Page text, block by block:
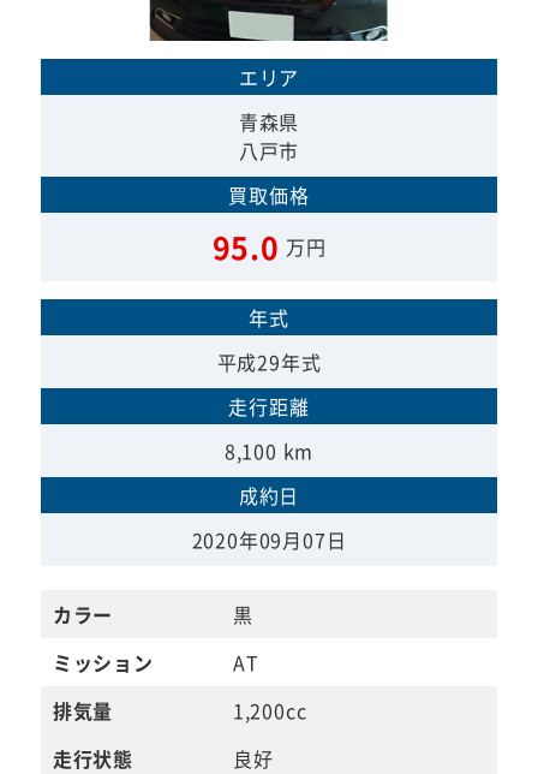
エリア
青森県
八戸市
買取価格
95.0 万円
年式
平成29年式
走行距離
8,100 km
成約日
2020年09月07日
カラー
黒
ミッション
AT
排気量
1,200cc
走行状態
良好